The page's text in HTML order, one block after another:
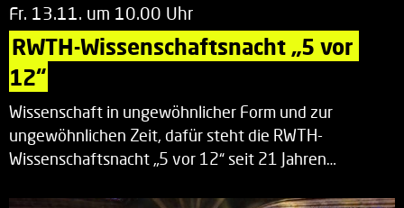
Fr. 13.11. um 10.00 Uhr
RWTH-Wissenschaftsnacht „5 vor
12“
Wissenschaft in ungewöhnlicher Form und zur
ungewöhnlichen Zeit, dafür steht die RWTH-
Wissenschaftsnacht „5 vor 12“ seit 21 Jahren…